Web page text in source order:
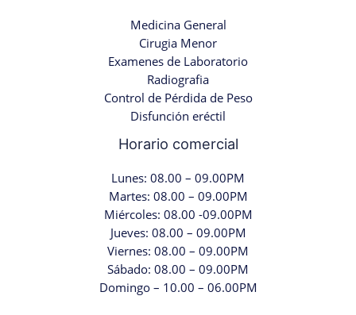
Medicina General
Cirugia Menor
Examenes de Laboratorio
Radiografia
Control de Pérdida de Peso
Disfunción eréctil
Horario comercial
Lunes: 08.00 – 09.00PM
Martes: 08.00 – 09.00PM
Miércoles: 08.00 -09.00PM
Jueves: 08.00 – 09.00PM
Viernes: 08.00 – 09.00PM
Sábado: 08.00 – 09.00PM
Domingo – 10.00 – 06.00PM